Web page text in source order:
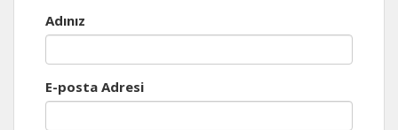
Adınız
E-posta Adresi